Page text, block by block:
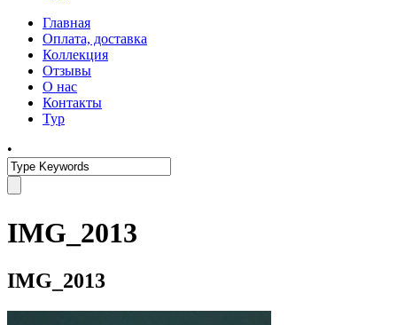
Главная
Оплата, доставка
Коллекция
Отзывы
О нас
Контакты
Тур
•
IMG_2013
IMG_2013